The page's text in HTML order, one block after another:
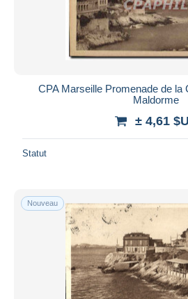
CPA Marseille Promenade de la
Maldorme
± 4,61
Statut
Nouveau